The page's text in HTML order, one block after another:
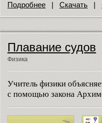
Подробнее | Скачать |
Плавание судов
Физика
Учитель физики
с помощью закона